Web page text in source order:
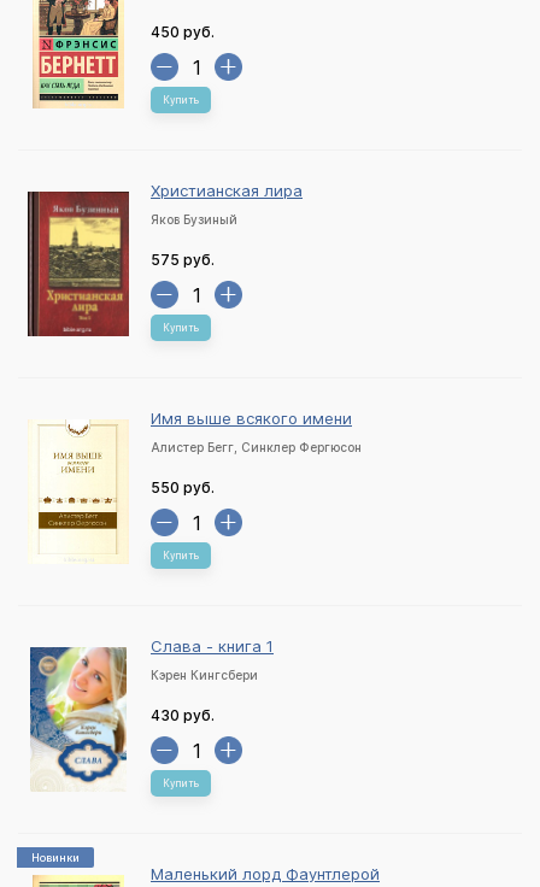
450 руб.
Купить
Христианская лира
Яков Бузиный
575 руб.
Купить
Имя выше всякого имени
Алистер Бегг, Синклер Фергюсон
550 руб.
Купить
Слава - книга 1
Кэрен Кингсбери
430 руб.
Купить
Новинки
Маленький лорд Фаунтлерой